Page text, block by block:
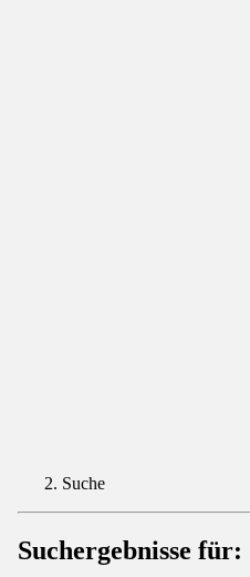
Suche
Suchergebnisse für: